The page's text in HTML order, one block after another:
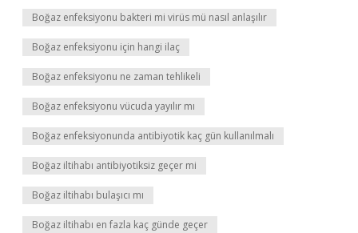
Boğaz enfeksiyonu bakteri mi virüs mü nasıl anlaşılır
Boğaz enfeksiyonu için hangi ilaç
Boğaz enfeksiyonu ne zaman tehlikeli
Boğaz enfeksiyonu vücuda yayılır mı
Boğaz enfeksiyonunda antibiyotik kaç gün kullanılmalı
Boğaz iltihabı antibiyotiksiz geçer mi
Boğaz iltihabı bulaşıcı mı
Boğaz iltihabı en fazla kaç günde geçer